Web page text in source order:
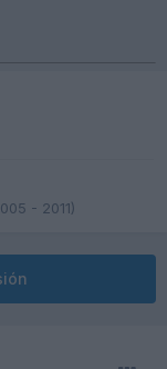
- 2011)